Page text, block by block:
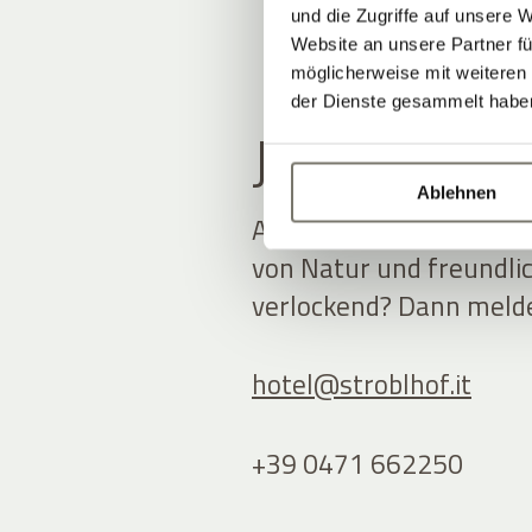
und die Zugriffe auf unsere
Website an unsere Partner
möglicherweise mit
der Dienste gesammelt
Ablehnen
Arbeiten im
von Natur und
verlockend? Dann
hotel@stroblhof.it
+39 0471 662250